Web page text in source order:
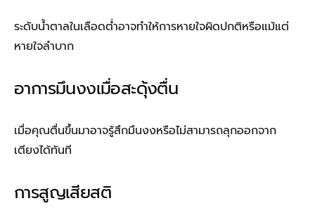
ระดับน้ำตาลในเลือดต่ำอาจทำให้การหายใจผิดปกติหรือแม้แต่
หายใจลำบาก
อาการมึนงงเมื่อสะดุ้งตื่น
เมื่อคุณตื่นขึ้นมาอาจรู้สึกมึนงงหรือไม่สามารถลุกออกจาก
เตียงได้ทันที
การสูญเสียสติ